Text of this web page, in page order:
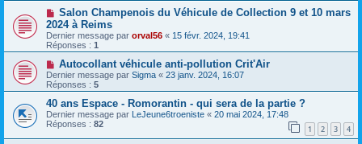
Salon Champenois du Véhicule de Collection 9 et 10 mars
2024 à Reims
Dernier message par orval56 « 15 févr. 2024, 19:41
Réponses : 1
Autocollant véhicule anti-pollution Crit'Air
Dernier message par Sigma « 23 janv. 2024, 16:07
Réponses : 5
40 ans Espace - Romorantin - qui sera de la partie ?
Dernier message par LeJeune6troeniste « 20 mai 2024, 17:48
Réponses : 82 1 2 3 4